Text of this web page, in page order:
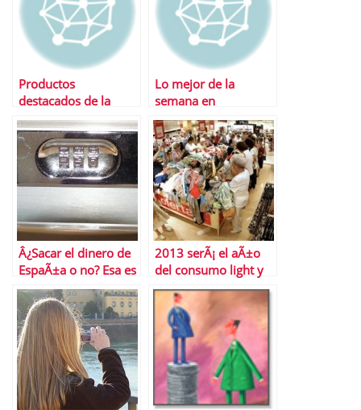
Productos
destacados de la
semana
Lo mejor de la
semana en
Financialred
Â¿Sacar el dinero de
EspaÃ±a o no? Esa es
la cuestiÃ³n
2013 serÃ¡ el aÃ±o
del consumo light y
oportunista